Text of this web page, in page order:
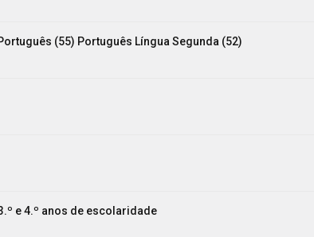
(55) Português Língua Segunda (52)
e 4.º anos de escolaridade